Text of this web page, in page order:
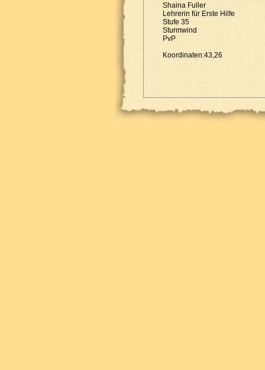
Shaina Fuller
Lehrerin für Erste Hilfe
Stufe 35
Sturmwind
PvP
Koordinaten:43,26